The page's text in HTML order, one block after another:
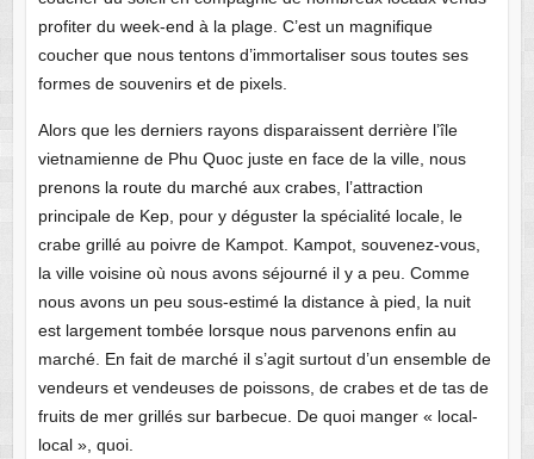
profiter du week-end à la plage. C’est un magnifique
coucher que nous tentons d’immortaliser sous toutes ses
formes de souvenirs et de pixels.
Alors que les derniers rayons disparaissent derrière l’île
vietnamienne de Phu Quoc juste en face de la ville, nous
prenons la route du marché aux crabes, l’attraction
principale de Kep, pour y déguster la spécialité locale, le
crabe grillé au poivre de Kampot. Kampot, souvenez-vous,
la ville voisine où nous avons séjourné il y a peu. Comme
nous avons un peu sous-estimé la distance à pied, la nuit
est largement tombée lorsque nous parvenons enfin au
marché. En fait de marché il s’agit surtout d’un ensemble de
vendeurs et vendeuses de poissons, de crabes et de tas de
fruits de mer grillés sur barbecue. De quoi manger « local-
local », quoi.